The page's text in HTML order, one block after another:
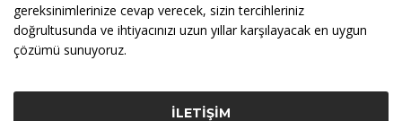
gereksinimlerinize cevap verecek, sizin tercihleriniz
doğrultusunda ve ihtiyacınızı uzun yıllar karşılayacak en uygun
çözümü sunuyoruz.
İLETIŞIM